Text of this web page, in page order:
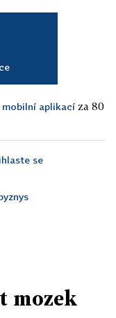
mobilní aplikací za 80
se
mozek